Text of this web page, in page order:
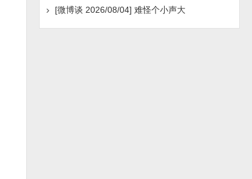
[微博谈 2026/08/04] 难怪个小声大